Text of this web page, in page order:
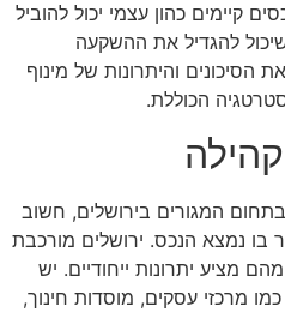
קיימים כהון עצמי יכול להוביל
להגדיל את ההשקעה
הסיכונים והיתרונות של מינוף
הכוללת.
המגורים בירושלים, חשוב
בו נמצא הנכס. ירושלים מורכבת
מציע יתרונות ייחודיים. יש
מרכזי עסקים, מוסדות חינוך,